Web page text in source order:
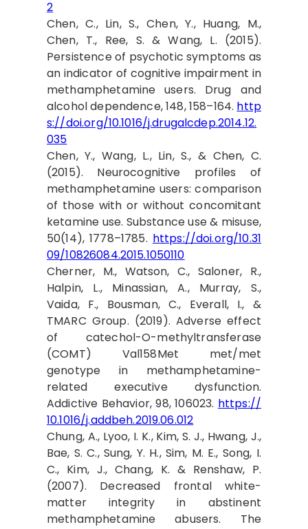
2
Chen, C., Lin, S., Chen, Y., Huang, M.,
Chen, T., Ree, S. & Wang, L. (2015).
Persistence of psychotic symptoms as
an indicator of cognitive impairment in
methamphetamine users. Drug and
alcohol dependence, 148, 158–164. http
s://doi.org/10.1016/j.drugalcdep.2014.12.
035
Chen, Y., Wang, L., Lin, S., & Chen, C.
(2015). Neurocognitive profiles of
methamphetamine users: comparison
of those with or without concomitant
ketamine use. Substance use & misuse,
50(14), 1778–1785. https://doi.org/10.31
09/10826084.2015.1050110
Cherner, M., Watson, C., Saloner, R.,
Halpin, L., Minassian, A., Murray, S.,
Vaida, F., Bousman, C., Everall, I., &
TMARC Group. (2019). Adverse effect
of catechol-O-methyltransferase
(COMT) Val158Met met/met
genotype in methamphetamine-
related executive dysfunction.
Addictive Behavior, 98, 106023. https://
10.1016/j.addbeh.2019.06.012
Chung, A., Lyoo, I. K., Kim, S. J., Hwang, J.,
Bae, S. C., Sung, Y. H., Sim, M. E., Song, I.
C., Kim, J., Chang, K. & Renshaw, P.
(2007). Decreased frontal white-
matter integrity in abstinent
methamphetamine abusers. The